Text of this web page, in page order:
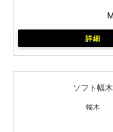
詳細
ソフト幅木
幅木